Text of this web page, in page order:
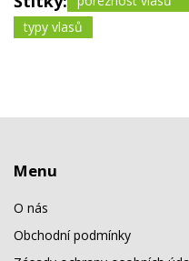
typy vlasů
Menu
O nás
Obchodní podmínky